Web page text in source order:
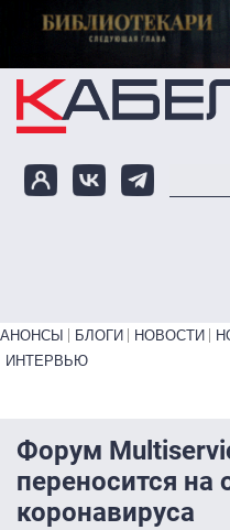
Перейти к основному
Primary links bottom
АНОНСЫ БЛОГИ НОВОСТИ
ИНТЕРВЬЮ
Форум
переносится на
коронавируса